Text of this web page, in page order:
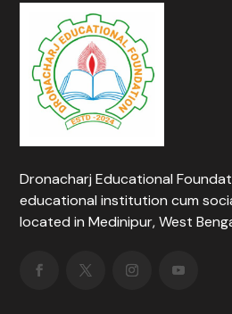
Dronacharj Educational
educational institution cum
located in Medinipur, West